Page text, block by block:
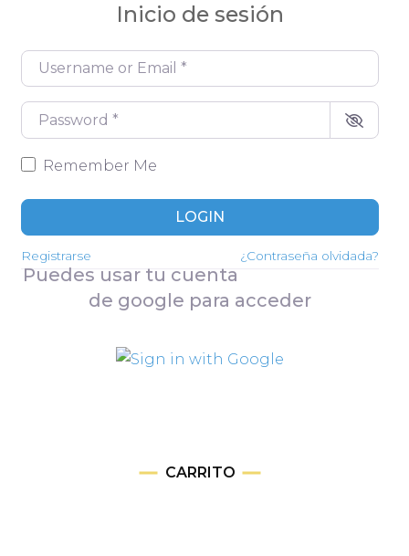
Inicio de sesión
Username or Email*
Password *
Remember Me
LOGIN
Registrarse ¿Contraseña olvidada?
Puedes usar tu cuenta
de google para acceder
CARRITO